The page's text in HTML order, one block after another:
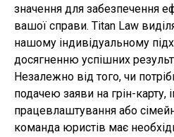
значення для забезпечення
вашої справи. Titan Law
нашому індивідуальному
досягненню успішних
Незалежно від того, чи
подачею заяви на грін-карту,
працевлаштування або
команда юристів має